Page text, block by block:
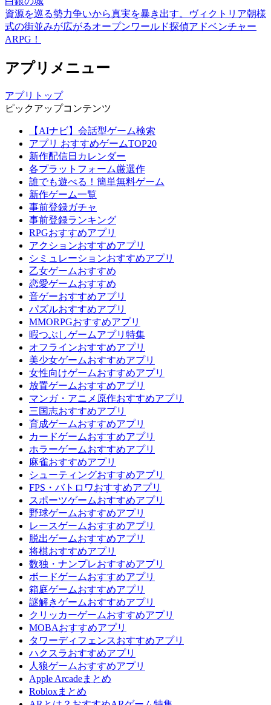
資源を巡る勢力争いから真実を暴き出す。ヴィクトリア朝様
式の街並みが広がるオープンワールド探偵アドベンチャー
ARPG！
アプリメニュー
アプリトップ
ピックアップコンテンツ
【AIナビ】会話型ゲーム検索
アプリ おすすめゲームTOP20
新作配信日カレンダー
各プラットフォーム厳選作
誰でも遊べる！簡単無料ゲーム
新作ゲーム一覧
事前登録ガチャ
事前登録ランキング
RPGおすすめアプリ
アクションおすすめアプリ
シミュレーションおすすめアプリ
乙女ゲームおすすめ
恋愛ゲームおすすめ
音ゲーおすすめアプリ
パズルおすすめアプリ
MMORPGおすすめアプリ
暇つぶしゲームアプリ特集
オフラインおすすめアプリ
美少女ゲームおすすめアプリ
女性向けゲームおすすめアプリ
放置ゲームおすすめアプリ
マンガ・アニメ原作おすすめアプリ
三国志おすすめアプリ
育成ゲームおすすめアプリ
カードゲームおすすめアプリ
ホラーゲームおすすめアプリ
麻雀おすすめアプリ
シューティングおすすめアプリ
FPS・バトロワおすすめアプリ
スポーツゲームおすすめアプリ
野球ゲームおすすめアプリ
レースゲームおすすめアプリ
脱出ゲームおすすめアプリ
将棋おすすめアプリ
数独・ナンプレおすすめアプリ
ボードゲームおすすめアプリ
箱庭ゲームおすすめアプリ
謎解きゲームおすすめアプリ
クリッカーゲームおすすめアプリ
MOBAおすすめアプリ
タワーディフェンスおすすめアプリ
ハクスラおすすめアプリ
人狼ゲームおすすめアプリ
Apple Arcadeまとめ
Robloxまとめ